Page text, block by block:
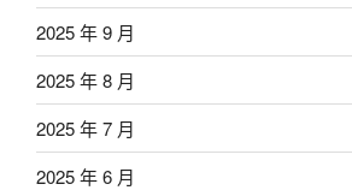
2025 年 9 月
2025 年 8 月
2025 年 7 月
2025 年 6 月